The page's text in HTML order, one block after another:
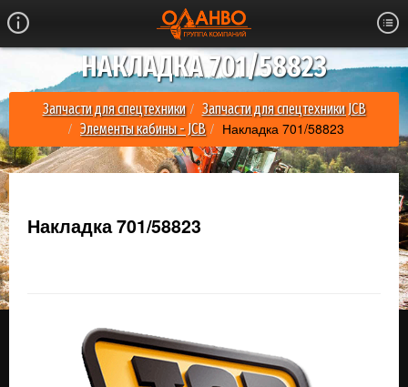
НАКЛАДКА 701/58823
Запчасти для спецтехники
Запчасти для спецтехники JCB
Элементы кабины - JCB
Накладка 701/58823
Накладка 701/58823